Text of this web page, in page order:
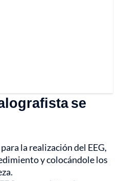
se
la realización del EEG,
y colocándole los